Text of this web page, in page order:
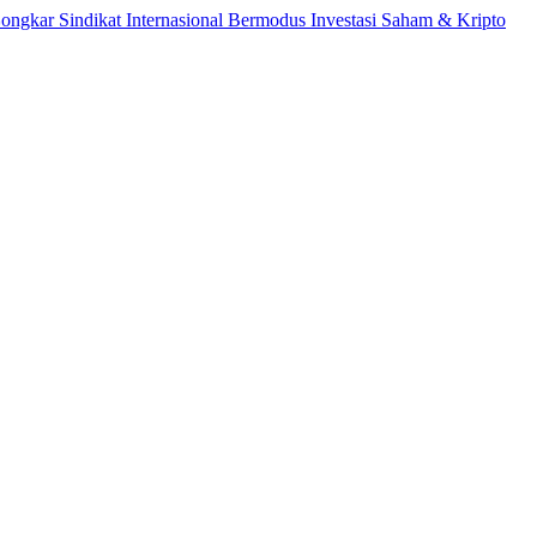
Internasional Bermodus Investasi Saham & Kripto